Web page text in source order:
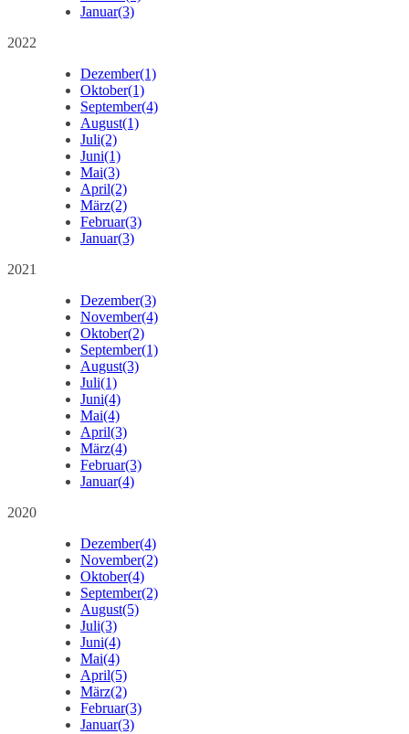
Januar(3)
2022
Dezember(1)
Oktober(1)
September(4)
August(1)
Juli(2)
Juni(1)
Mai(3)
April(2)
März(2)
Februar(3)
Januar(3)
2021
Dezember(3)
November(4)
Oktober(2)
September(1)
August(3)
Juli(1)
Juni(4)
Mai(4)
April(3)
März(4)
Februar(3)
Januar(4)
2020
Dezember(4)
November(2)
Oktober(4)
September(2)
August(5)
Juli(3)
Juni(4)
Mai(4)
April(5)
März(2)
Februar(3)
Januar(3)